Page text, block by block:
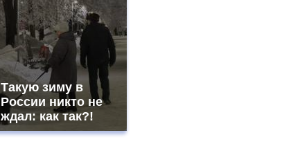
Такую зиму в
России никто не
ждал: как так?!